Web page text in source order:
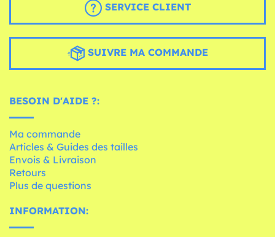
SERVICE CLIENT
SUIVRE MA COMMANDE
BESOIN D'AIDE ?:
Ma commande
Articles & Guides des tailles
Envois & Livraison
Retours
Plus de questions
INFORMATION: